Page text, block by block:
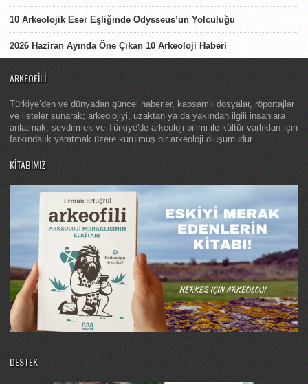
10 Arkeolojik Eser Eşliğinde Odysseus’un Yolculuğu
2026 Haziran Ayında Öne Çıkan 10 Arkeoloji Haberi
ARKEOFILI
Türkiye’den ve dünyadan güncel haberler, kapsamlı dosyalar, röportajlar
ve listeler sunarak; arkeolojiyi, uzaktan ya da yakından ilgili insanlara
anlatmak, sevdirmek ve Türkiye'de arkeoloji bilimi ile kültür varlıkları için
farkındalık yaratmak üzere kurulmuş bir arkeoloji oluşumudur.
KITABIMIZ
DESTEK